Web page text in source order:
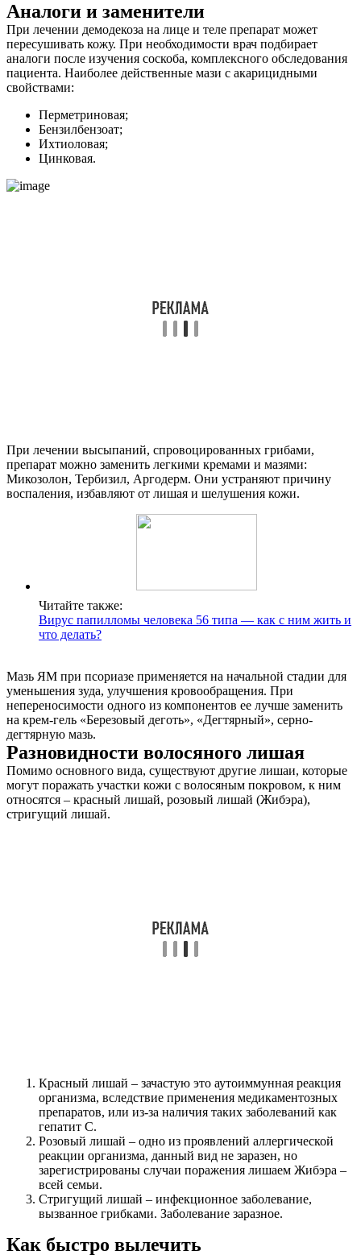
Аналоги и заменители
При лечении демодекоза на лице и теле препарат может
пересушивать кожу. При необходимости врач подбирает
аналоги после изучения соскоба, комплексного обследования
пациента. Наиболее действенные мази с акарицидными
свойствами:
Перметриновая;
Бензилбензоат;
Ихтиоловая;
Цинковая.
При лечении высыпаний, спровоцированных грибами,
препарат можно заменить легкими кремами и мазями:
Микозолон, Тербизил, Аргодерм. Они устраняют причину
воспаления, избавляют от лишая и шелушения кожи.
Читайте также:
Вирус папилломы человека 56 типа — как с ним жить и
что делать?
Мазь ЯМ при псориазе применяется на начальной стадии для
уменьшения зуда, улучшения кровообращения. При
непереносимости одного из компонентов ее лучше заменить
на крем-гель «Березовый деготь», «Дегтярный», серно-
дегтярную мазь.
Разновидности волосяного лишая
Помимо основного вида, существуют другие лишаи, которые
могут поражать участки кожи с волосяным покровом, к ним
относятся – красный лишай, розовый лишай (Жибэра),
стригущий лишай.
Красный лишай – зачастую это аутоиммунная реакция
организма, вследствие применения медикаментозных
препаратов, или из-за наличия таких заболеваний как
гепатит С.
Розовый лишай – одно из проявлений аллергической
реакции организма, данный вид не заразен, но
зарегистрированы случаи поражения лишаем Жибэра –
всей семьи.
Стригущий лишай – инфекционное заболевание,
вызванное грибками. Заболевание заразное.
Как быстро вылечить